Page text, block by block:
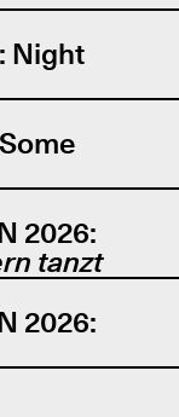
Night
2026:
tanzt
2026: